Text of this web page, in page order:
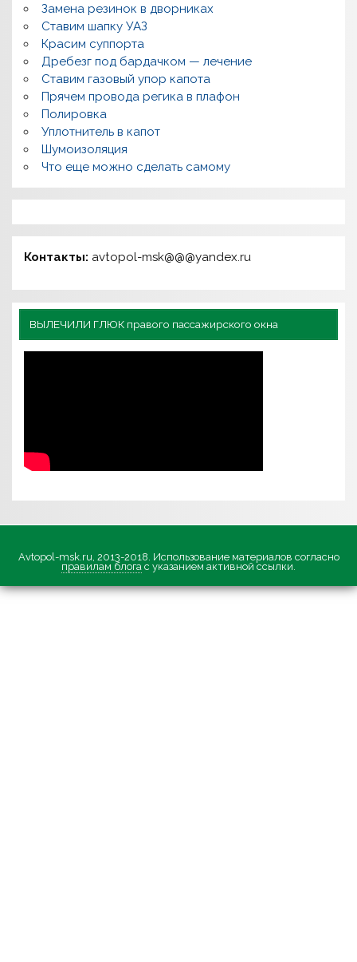
Замена резинок в дворниках
Ставим шапку УАЗ
Красим суппорта
Дребезг под бардачком — лечение
Ставим газовый упор капота
Прячем провода регика в плафон
Полировка
Уплотнитель в капот
Шумоизоляция
Что еще можно сделать самому
Контакты: avtopol-msk@@@yandex.ru
ВЫЛЕЧИЛИ ГЛЮК правого пассажирского окна
Avtopol-msk.ru, 2013-2018. Использование материалов согласно
правилам блога с указанием активной ссылки.